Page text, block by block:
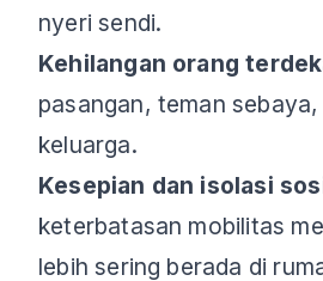
nyeri sendi.
Kehilangan orang
pasangan, teman
keluarga.
Kesepian dan isolasi
keterbatasan mobilitas
lebih sering berada di